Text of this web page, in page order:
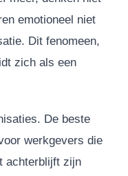
emotioneel niet
Dit fenomeen,
zich als een
De beste
werkgevers die
achterblijft zijn